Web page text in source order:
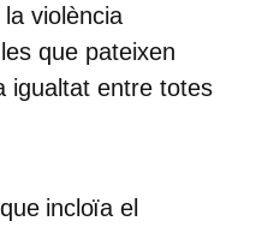
violència
que pateixen
igualtat entre totes
incloïa el